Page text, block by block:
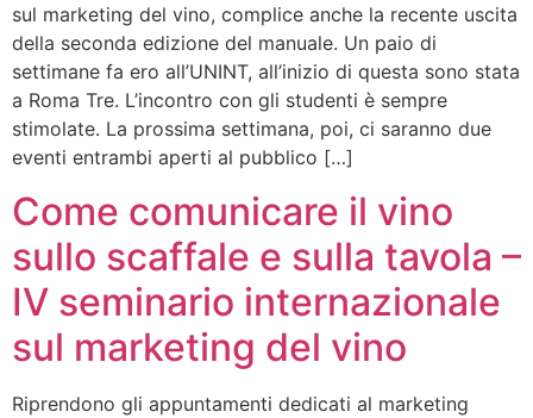
sul marketing del vino, complice anche la recente uscita
della seconda edizione del manuale. Un paio di
settimane fa ero all’UNINT, all’inizio di questa sono stata
a Roma Tre. L’incontro con gli studenti è sempre
stimolate. La prossima settimana, poi, ci saranno due
eventi entrambi aperti al pubblico […]
Come comunicare il vino
sullo scaffale e sulla tavola –
IV seminario internazionale
sul marketing del vino
Riprendono gli appuntamenti dedicati al marketing